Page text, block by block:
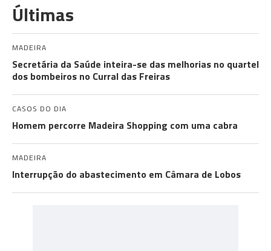
Últimas
MADEIRA
Secretária da Saúde inteira-se das melhorias no quartel
dos bombeiros no Curral das Freiras
CASOS DO DIA
Homem percorre Madeira Shopping com uma cabra
MADEIRA
Interrupção do abastecimento em Câmara de Lobos